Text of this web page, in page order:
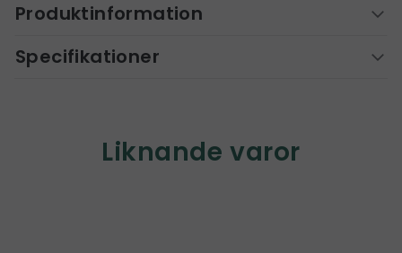
Produktinformation
Specifikationer
Liknande varor